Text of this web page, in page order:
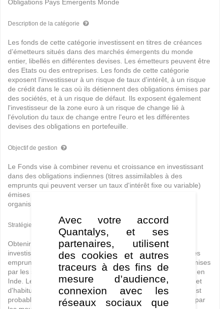
Obligations Pays Emergents Monde
Description de la catégorie
Les fonds de cette catégorie investissent en titres de créances
d’émetteurs situés dans des marchés émergents du monde
entier, libellés en différentes devises. Les émetteurs peuvent être
des Etats ou des entreprises. Les fonds de cette catégorie
exposent l'investisseur à un risque de taux d'intérêt, à un risque
de crédit dans le cas où ils détiennent des obligations émises par
des sociétés, et à un risque de défaut. Ils exposent également
l'investisseur de la zone euro à un risque de change lié à
l'évolution du taux de change entre l'euro et les différentes
devises des obligations en portefeuille.
Objectif de gestion
Le Fonds vise à combiner revenu et croissance en investissant
dans des obligations indiennes (titres assimilables à des
emprunts qui peuvent verser un taux d'intérêt fixe ou variable)
émises par des entreprises, des gouvernements ou d'autres
organismes.
Stratégie de gestion
Obtenir une combinaison de revenus et de croissance en
investissant essentiellement dans les obligations (qui sont des
emprunts qui rapportent un taux d'intérêt fixe ou variable) émises
par les sociétés, les gouvernements ou d'autres organismes en
Inde. Les obligations seront de tout type de qualité de crédit et
d'habitude évaluées en Roupie indienne; par conséquent il est
probable que la valeur de votre investissement soit affectée par
Avec votre accord
Quantalys, et ses
partenaires, utilisent
des cookies et autres
traceurs à des fins de
mesure d’audience,
connexion avec les
réseaux sociaux que